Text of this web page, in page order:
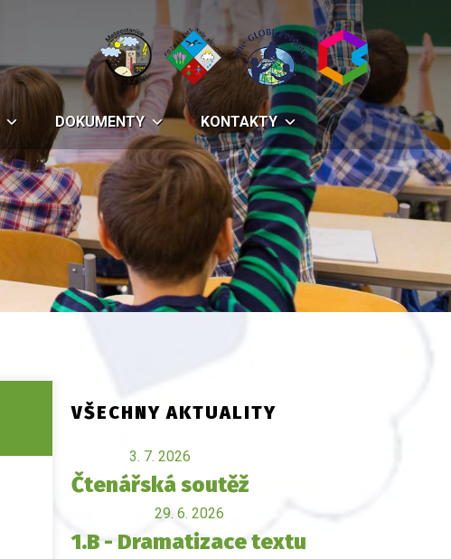
DOKUMENTY KONTAKTY
VŠECHNY AKTUALITY
3. 7. 2026
Čtenářská soutěž
29. 6. 2026
1.B - Dramatizace textu